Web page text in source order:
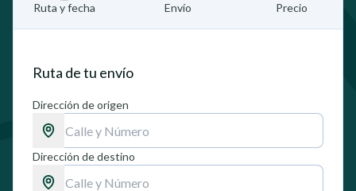
Ruta y fecha Envío Precio
Ruta de tu envío
Dirección de origen
Dirección de destino